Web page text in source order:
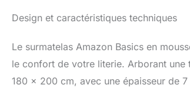
Design et caractéristiques techniques
Le surmatelas Amazon Basics en
le confort de votre literie. Arborant une
180 x 200 cm, avec une épaisseur de